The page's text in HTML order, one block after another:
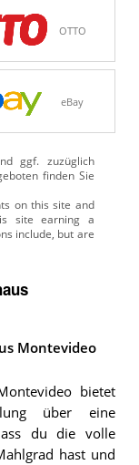
OTTO
eBay
ggf. zuzüglich
finden Sie
Montevideo
bietet
über eine
du die volle
hast und